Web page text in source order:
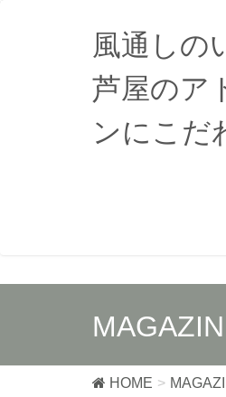
風通しの
芦屋のア
ンにこだ
HOME